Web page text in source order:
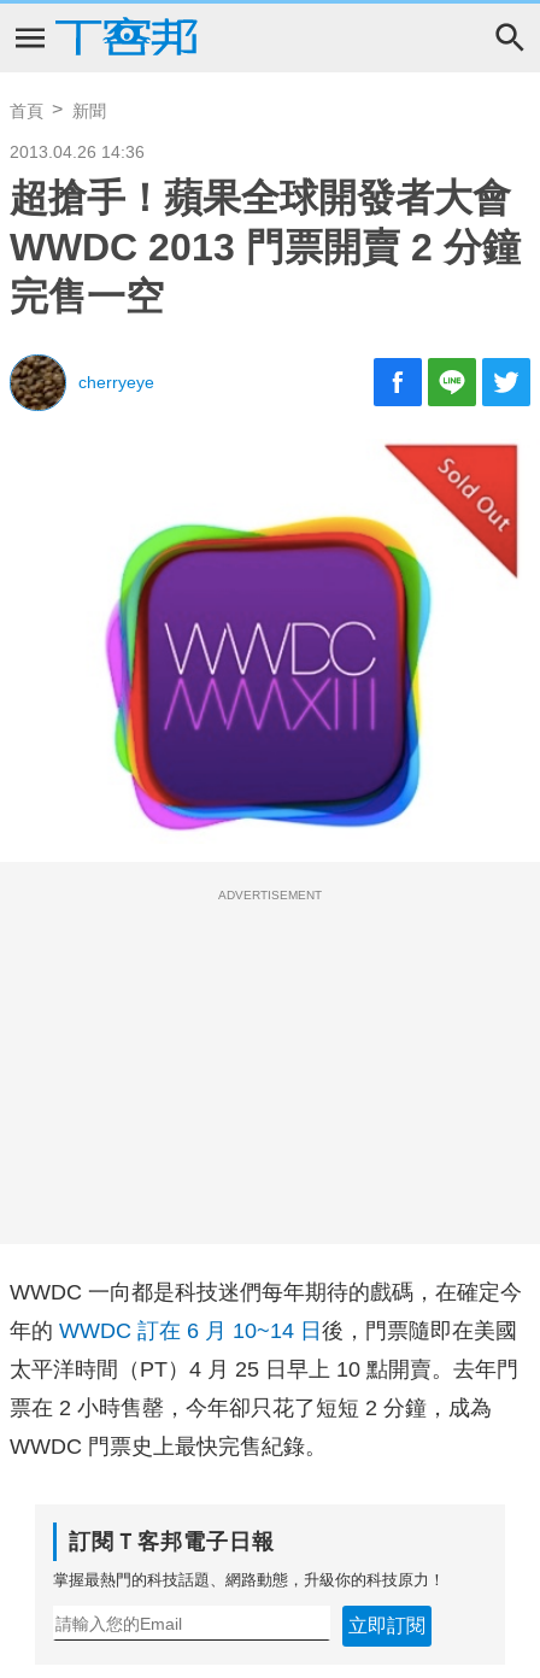
首頁 新聞
2013.04.26 14:36
超搶手！蘋果全球開發者大會
WWDC 2013 門票開賣 2 分鐘
完售一空
cherryeye
ADVERTISEMENT
WWDC 一向都是科技迷們每年期待的戲碼，在確定今
年的 WWDC 訂在 6 月 10~14 日後，門票隨即在美國
太平洋時間（PT）4 月 25 日早上 10 點開賣。去年門
票在 2 小時售罄，今年卻只花了短短 2 分鐘，成為
WWDC 門票史上最快完售紀錄。
訂閱Ｔ客邦電子日報
掌握最熱門的科技話題、網路動態，升級你的科技原力！
立即訂閱